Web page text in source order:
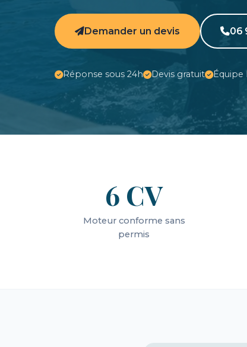
Demander un devis 06
Réponse sous 24h Devis gratuit Équipe
6 CV
Moteur conforme sans
permis